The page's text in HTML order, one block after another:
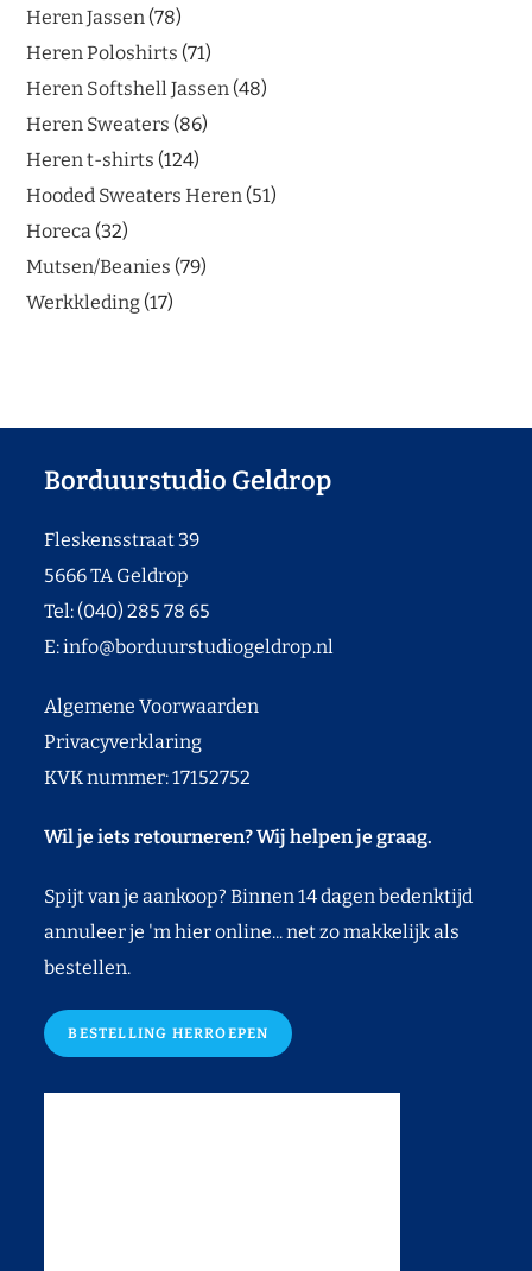
Heren Jassen 78
Heren Poloshirts 71
Heren Softshell Jassen 48
Heren Sweaters 86
Heren t-shirts 124
Hooded Sweaters Heren 51
Horeca 32
Mutsen/Beanies 79
Werkkleding 17
Borduurstudio Geldrop
Fleskensstraat 39
5666 TA Geldrop
Tel: (040) 285 78 65
E:info@borduurstudiogeldrop.nl
Algemene Voorwaarden
Privacyverklaring
KVK nummer: 17152752
Wil je iets retourneren? Wij helpen je graag.
Spijt van je aankoop? Binnen 14 dagen bedenktijd
annuleer je 'm hier online... net zo makkelijk als
bestellen.
BESTELLING HERROEPEN